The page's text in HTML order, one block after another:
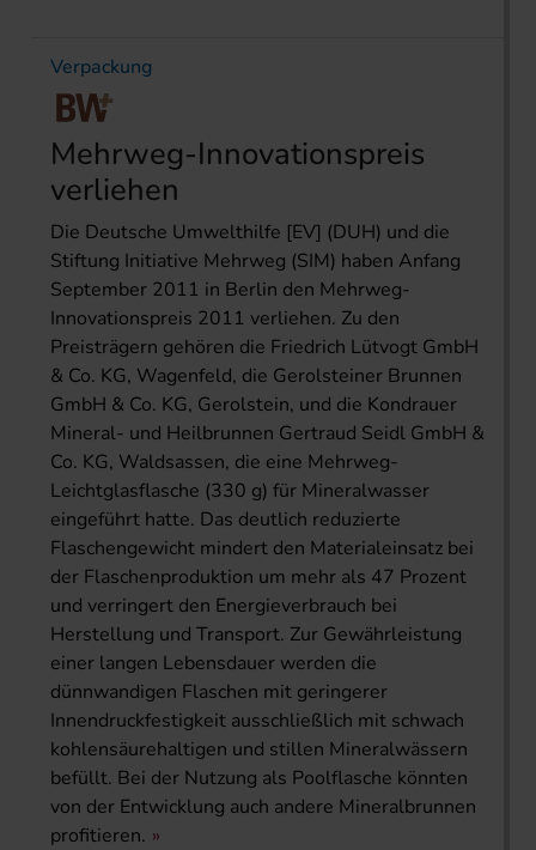
Verpackung
Mehrweg-Innovationspreis
verliehen
Die Deutsche Umwelthilfe [EV] (DUH) und die
Stiftung Initiative Mehrweg (SIM) haben Anfang
September 2011 in Berlin den Mehrweg-
Innovationspreis 2011 verliehen. Zu den
Preisträgern gehören die Friedrich Lütvogt GmbH
& Co. KG, Wagenfeld, die Gerolsteiner Brunnen
GmbH & Co. KG, Gerolstein, und die Kondrauer
Mineral- und Heilbrunnen Gertraud Seidl GmbH &
Co. KG, Waldsassen, die eine Mehrweg-
Leichtglasflasche (330 g) für Mineralwasser
eingeführt hatte. Das deutlich reduzierte
Flaschengewicht mindert den Materialeinsatz bei
der Flaschenproduktion um mehr als 47 Prozent
und verringert den Energieverbrauch bei
Herstellung und Transport. Zur Gewährleistung
einer langen Lebensdauer werden die
dünnwandigen Flaschen mit geringerer
Innendruckfestigkeit ausschließlich mit schwach
kohlensäurehaltigen und stillen Mineralwässern
befüllt. Bei der Nutzung als Poolflasche könnten
von der Entwicklung auch andere Mineralbrunnen
profitieren.